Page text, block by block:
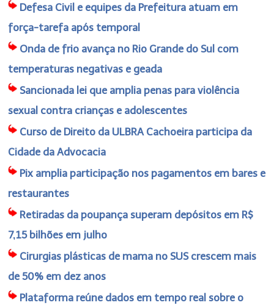
Defesa Civil e equipes da Prefeitura atuam em
força-tarefa após temporal
Onda de frio avança no Rio Grande do Sul com
temperaturas negativas e geada
Sancionada lei que amplia penas para violência
sexual contra crianças e adolescentes
Curso de Direito da ULBRA Cachoeira participa da
Cidade da Advocacia
Pix amplia participação nos pagamentos em bares e
restaurantes
Retiradas da poupança superam depósitos em R$
7,15 bilhões em julho
Cirurgias plásticas de mama no SUS crescem mais
de 50% em dez anos
Plataforma reúne dados em tempo real sobre o